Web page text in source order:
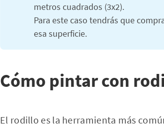
metros cuadrados (3x2).
Para este caso tendrás que
esa superficie.
Cómo pintar con
El rodillo es la herramienta más